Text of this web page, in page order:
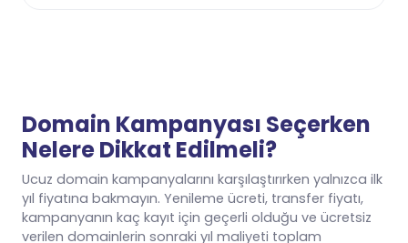
Domain Kampanyası Seçerken
Nelere Dikkat Edilmeli?
Ucuz domain kampanyalarını karşılaştırırken yalnızca ilk
yıl fiyatına bakmayın. Yenileme ücreti, transfer fiyatı,
kampanyanın kaç kayıt için geçerli olduğu ve ücretsiz
verilen domainlerin sonraki yıl maliyeti toplam